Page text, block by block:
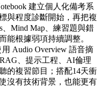
建立個人化備考系
與程度診斷開始，再把複
、Mind Map、練習題與錯
能根據弱項持續調整。
Audio Overview 語音摘
、提示工程、AI倫理
的複習節目；搭配14天衝
沒有技術背景，也能更有